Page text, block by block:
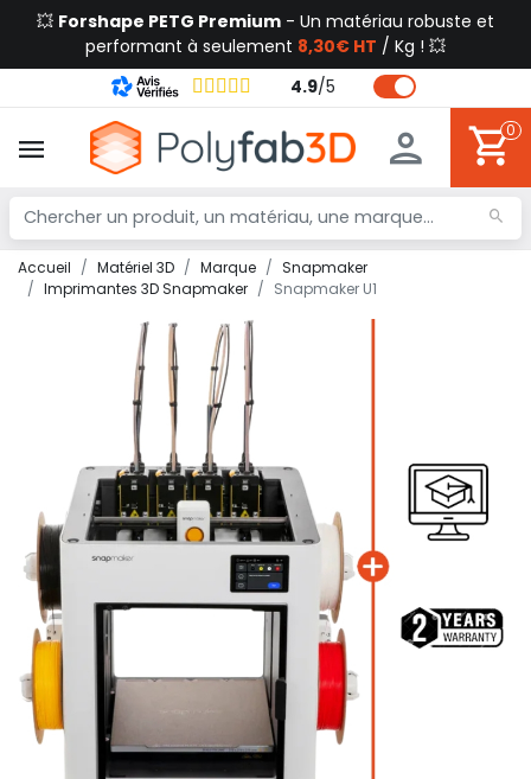
💥 Forshape PETG Premium - Un matériau robuste et
performant à seulement 8,30€ HT / Kg ! 💥
4.9/5
0
Accueil Matériel 3D Marque
Snapmaker
Imprimantes 3D Snapmaker
Snapmaker U1